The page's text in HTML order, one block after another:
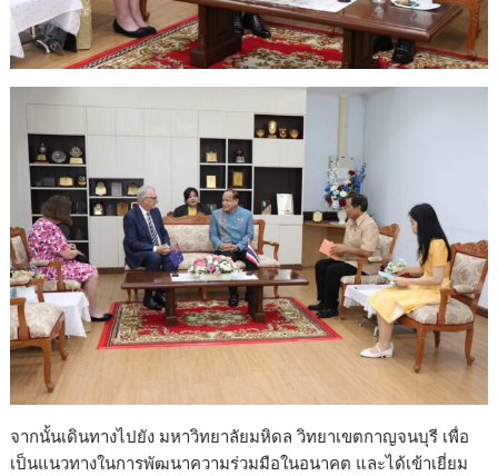
จากนั้นเดินทางไปยัง มหาวิทยาลัยมหิดล วิทยาเขตกาญจนบุรี เพื่อ
เป็นแนวทางในการพัฒนาความร่วมมือในอนาคต และได้เข้าเยี่ยม